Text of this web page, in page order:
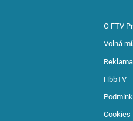
O FTV
Volná
Reklama
HbbTV
Cookies